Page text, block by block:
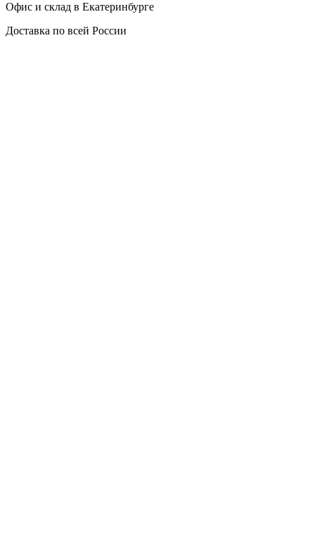
Офис и склад в Екатеринбурге
Доставка по всей России